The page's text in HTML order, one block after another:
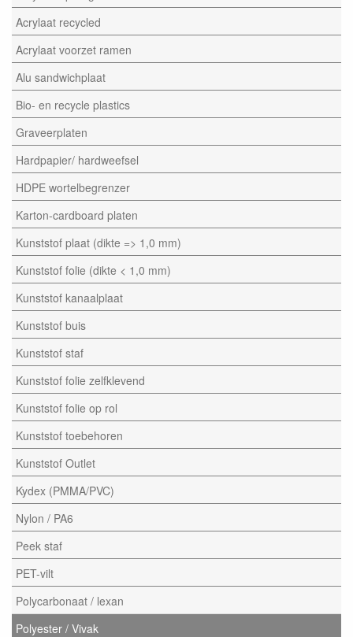
Acrylaat recycled
Acrylaat voorzet ramen
Alu sandwichplaat
Bio- en recycle plastics
Graveerplaten
Hardpapier/ hardweefsel
HDPE wortelbegrenzer
Karton-cardboard platen
Kunststof plaat (dikte => 1,0 mm)
Kunststof folie (dikte < 1,0 mm)
Kunststof kanaalplaat
Kunststof buis
Kunststof staf
Kunststof folie zelfklevend
Kunststof folie op rol
Kunststof toebehoren
Kunststof Outlet
Kydex (PMMA/PVC)
Nylon / PA6
Peek staf
PET-vilt
Polycarbonaat / lexan
Polyester / Vivak